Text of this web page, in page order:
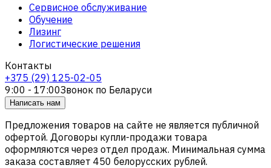
Сервисное обслуживание
Обучение
Лизинг
Логистические решения
Контакты
+375 (29) 125-02-05
9:00 - 17:00Звонок по Беларуси
Написать нам
Предложения товаров на сайте не является публичной
офертой. Договоры купли-продажи товара
оформляются через отдел продаж. Минимальная сумма
заказа составляет 450 белорусских рублей.